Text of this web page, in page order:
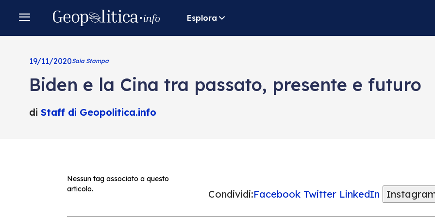
Esplora
19/11/2020Sala Stampa
Biden e la Cina tra passato, presente e futuro
di Staff di Geopolitica.info
Nessun tag associato a questo
articolo.
Condividi:Facebook Twitter LinkedIn